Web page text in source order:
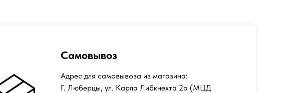
Самовывоз
Адрес для самовывоза из магазина:
Г. Люберцы, ул. Карла Либкнехта 2а (МЦД